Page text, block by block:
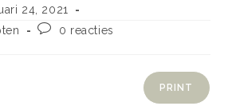
24, 2021
0 reacties
PRINT